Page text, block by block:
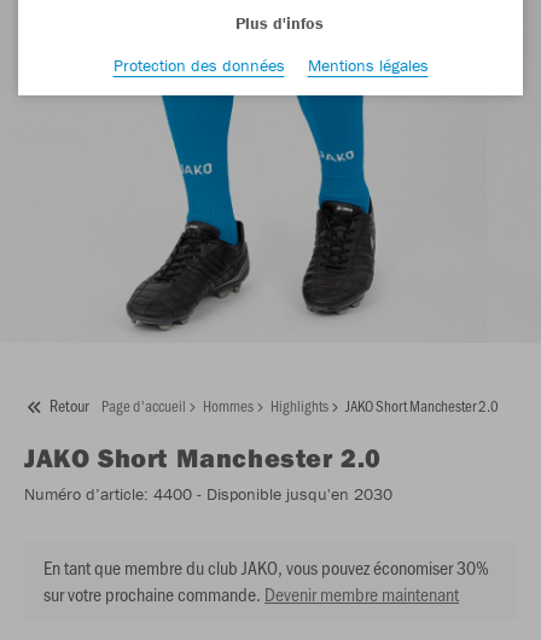
Retour Page d'accueil Hommes Highlights JAKO Short Manchester 2.0
JAKO Short Manchester 2.0
Numéro d’article: 4400 - Disponible jusqu'en 2030
En tant que membre du club JAKO, vous pouvez économiser 30%
sur votre prochaine commande. Devenir membre maintenant
Plus d'infos
Protection des données
Mentions légales